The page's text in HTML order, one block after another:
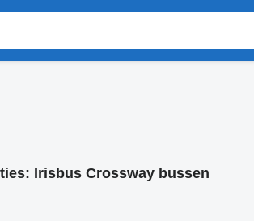
Irisbus Crossway bussen